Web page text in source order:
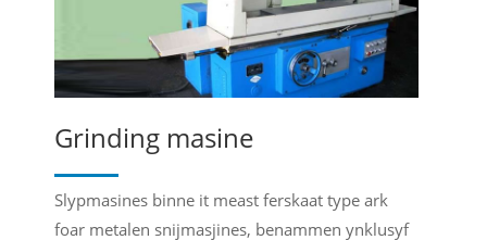
Grinding masine
Slypmasines binne it meast ferskaat type ark
foar metalen snijmasjines, benammen ynklusyf